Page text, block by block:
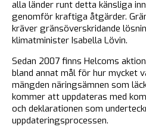
alla länder runt detta känsliga
genomför kraftiga åtgärder.
kräver gränsöverskridande
klimatminister Isabella Lövin.
Sedan 2007 finns Helcoms
bland annat mål för hur mycket
mängden näringsämnen som
kommer att uppdateras med
och deklarationen som
uppdateringsprocessen.